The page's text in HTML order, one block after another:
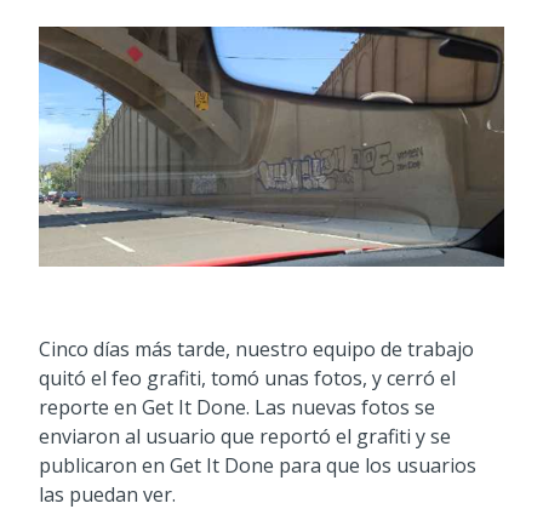
Cinco días más tarde, nuestro equipo de trabajo
quitó el feo grafiti, tomó unas fotos, y cerró el
reporte en Get It Done. Las nuevas fotos se
enviaron al usuario que reportó el grafiti y se
publicaron en Get It Done para que los usuarios
las puedan ver.